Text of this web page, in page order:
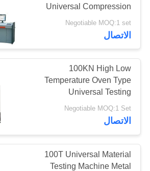
Universal Compression
Tester Servo Loop
Control
Negotiable MOQ:1 set
الاتصال
100KN High Low
Temperature Oven Type
Universal Testing
Machine
Negotiable MOQ:1 Set
الاتصال
100T Universal Material
Testing Machine Metal